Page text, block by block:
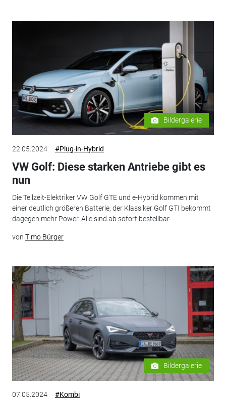
Bildergalerie
22.05.2024 #Plug-in-Hybrid
VW Golf: Diese starken Antriebe gibt es
nun
Die Teilzeit-Elektriker VW Golf GTE und e-Hybrid kommen mit
einer deutlich größeren Batterie, der Klassiker Golf GTI bekommt
dagegen mehr Power. Alle sind ab sofort bestellbar.
von Timo Bürger
Bildergalerie
07.05.2024 #Kombi